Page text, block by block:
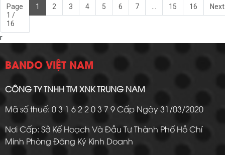
Page
1 /
16
1 2 3 4 5 6 7 ... 15 16 Next
r
BANDO VIỆT NAM
CÔNG TY TNHH TM XNK TRUNG NAM
Mã số thuế: 0 3 1 6 2 2 0 3 7 9 Cấp Ngày 31/03/2020
Nơi Cấp: Sở Kế Hoạch Và Đầu Tư Thành Phố Hồ Chí
Minh Phòng Đăng Ký Kinh Doanh